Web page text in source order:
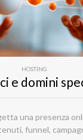
HOSTING
una presenza
funnel,